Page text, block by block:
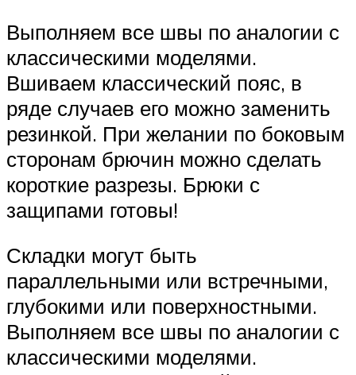
Выполняем все швы по аналогии с
классическими моделями.
Вшиваем классический пояс, в
ряде случаев его можно заменить
резинкой. При желании по боковым
сторонам брючин можно сделать
короткие разрезы. Брюки с
защипами готовы!
Складки могут быть
параллельными или встречными,
глубокими или поверхностными.
Выполняем все швы по аналогии с
классическими моделями.